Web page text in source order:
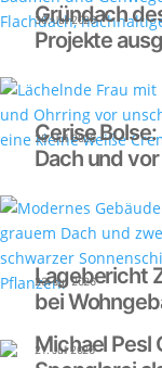
30. Juli 2026
Gründach
Projekte
28. Juli 2026
Cerise
Dach und
23. Juli 2026
Lagebericht
bei
21. Juli 2026
Michael Pesl